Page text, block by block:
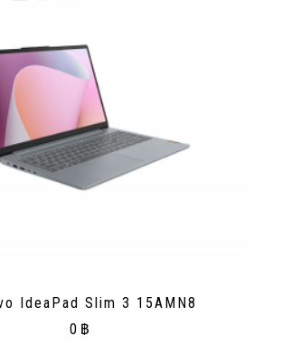
IdeaPad Slim 3 15AMN8
0 ฿